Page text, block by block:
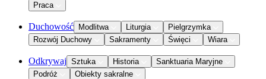
Praca
Duchowość Modlitwa Liturgia
Pielgrzymka
Rozwój Duchowy
Sakramenty Święci Wiara
Odkrywaj Sztuka Historia
Sanktuaria Maryjne
Podróż
Obiekty sakralne